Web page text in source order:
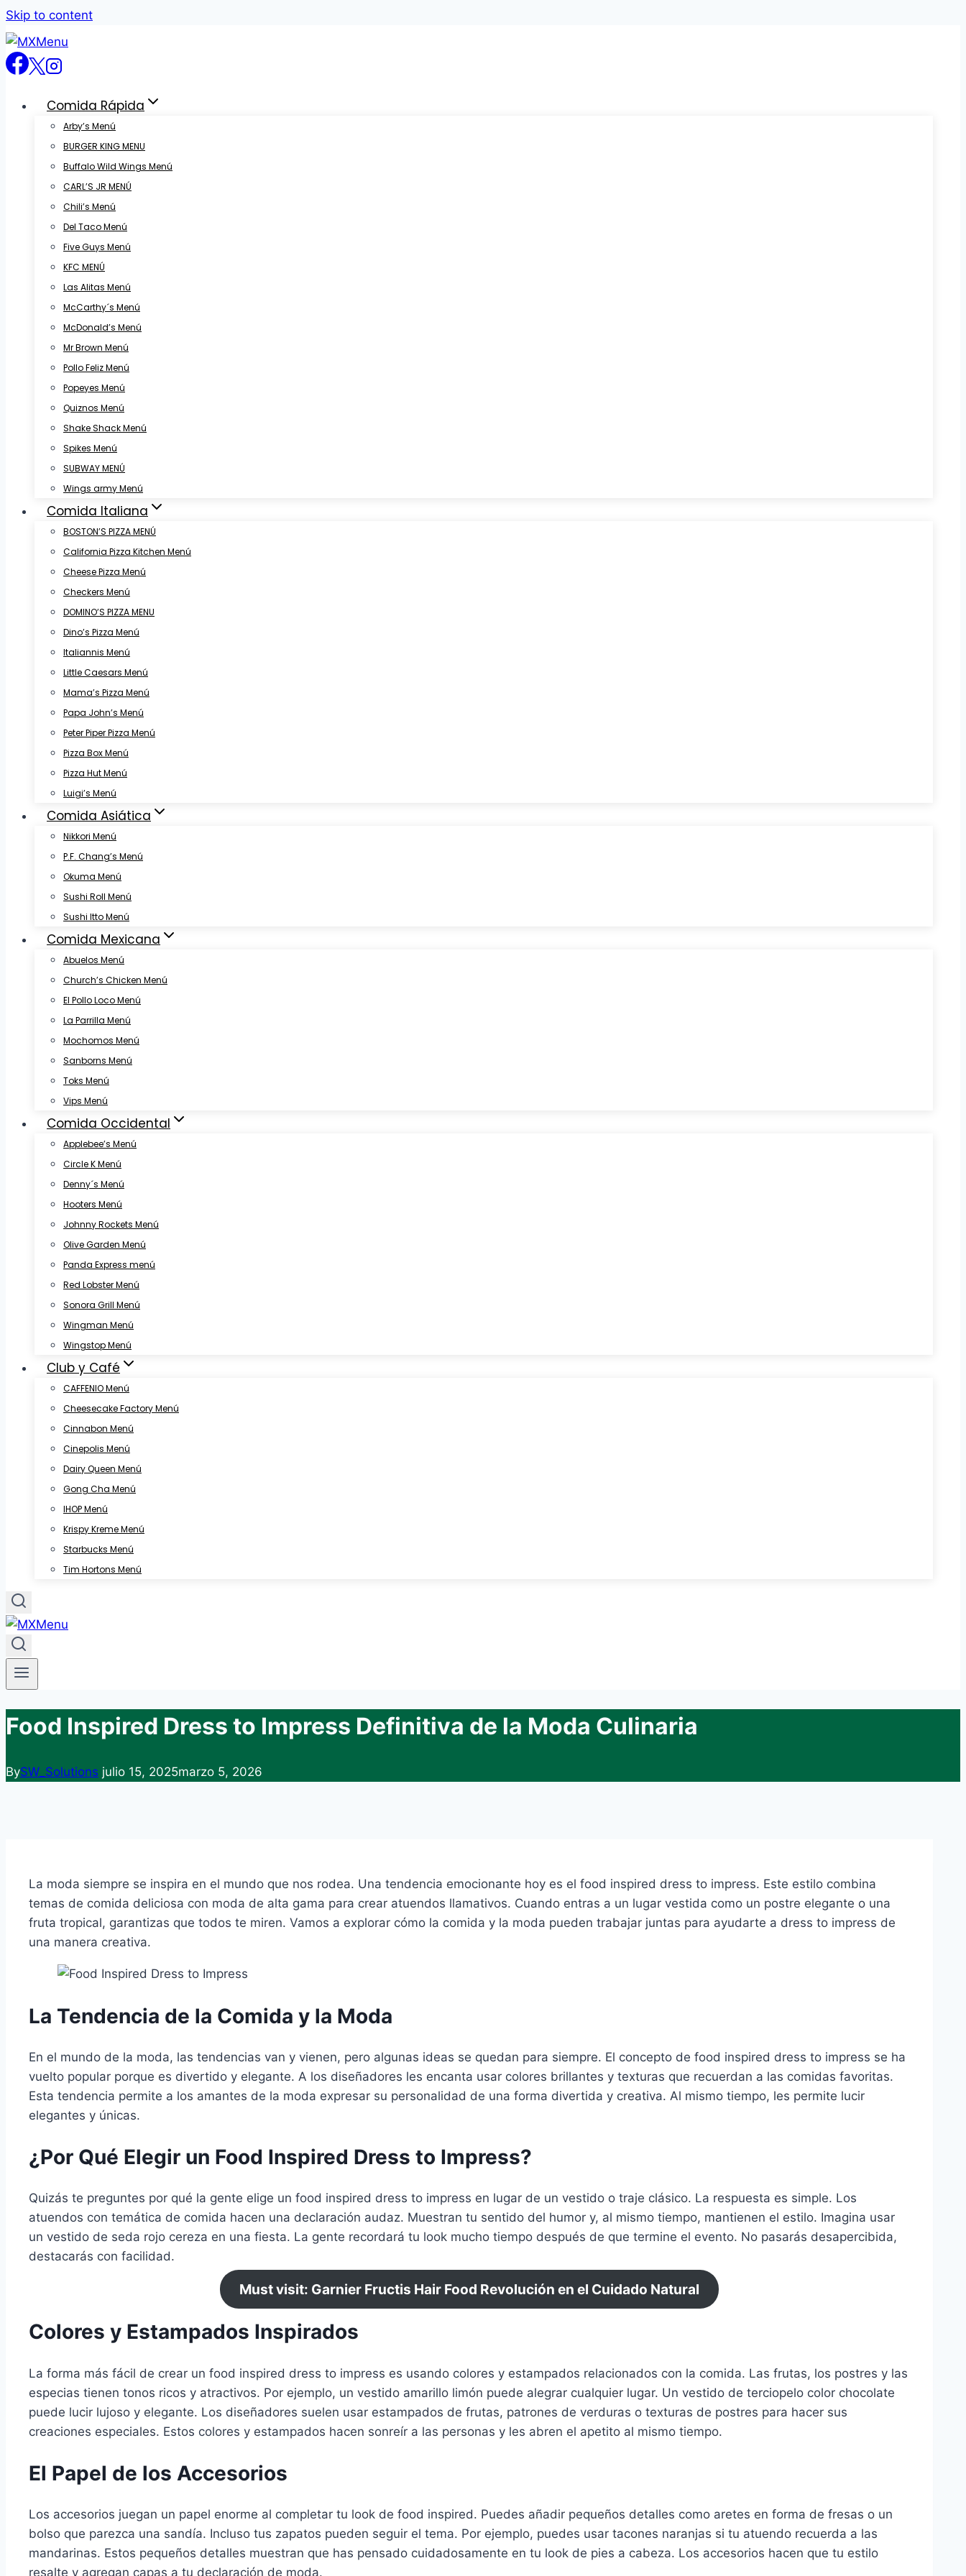
Skip to content
Comida Rápida
Arby’s Menú
BURGER KING MENU
Buffalo Wild Wings Menú
CARL’S JR MENÚ
Chili’s Menú
Del Taco Menú
Five Guys Menú
KFC MENÚ
Las Alitas Menú
McCarthy´s Menú
McDonald’s Menú
Mr Brown Menú
Pollo Feliz Menú
Popeyes Menú
Quiznos Menú
Shake Shack Menú
Spikes Menú
SUBWAY MENÚ
Wings army Menú
Comida Italiana
BOSTON’S PIZZA MENÚ
California Pizza Kitchen Menú
Cheese Pizza Menú
Checkers Menú
DOMINO’S PIZZA MENU
Dino’s Pizza Menú
Italiannis Menú
Little Caesars Menú
Mama’s Pizza Menú
Papa John’s Menú
Peter Piper Pizza Menú
Pizza Box Menú
Pizza Hut Menú
Luigi’s Menú
Comida Asiática
Nikkori Menú
P.F. Chang’s Menú
Okuma Menú
Sushi Roll Menú
Sushi Itto Menú
Comida Mexicana
Abuelos Menú
Church’s Chicken Menú
El Pollo Loco Menú
La Parrilla Menú
Mochomos Menú
Sanborns Menú
Toks Menú
Vips Menú
Comida Occidental
Applebee’s Menú
Circle K Menú
Denny´s Menú
Hooters Menú
Johnny Rockets Menú
Olive Garden Menú
Panda Express menú
Red Lobster Menú
Sonora Grill Menú
Wingman Menú
Wingstop Menú
Club y Café
CAFFENIO Menú
Cheesecake Factory Menú
Cinnabon Menú
Cinepolis Menú
Dairy Queen Menú
Gong Cha Menú
IHOP Menú
Krispy Kreme Menú
Starbucks Menú
Tim Hortons Menú
Food Inspired Dress to Impress Definitiva de la Moda Culinaria
BySW_Solutions julio 15, 2025marzo 5, 2026
La moda siempre se inspira en el mundo que nos rodea. Una tendencia emocionante hoy es el food inspired dress to impress. Este estilo combina
temas de comida deliciosa con moda de alta gama para crear atuendos llamativos. Cuando entras a un lugar vestida como un postre elegante o una
fruta tropical, garantizas que todos te miren. Vamos a explorar cómo la comida y la moda pueden trabajar juntas para ayudarte a dress to impress de
una manera creativa.
La Tendencia de la Comida y la Moda
En el mundo de la moda, las tendencias van y vienen, pero algunas ideas se quedan para siempre. El concepto de food inspired dress to impress se ha
vuelto popular porque es divertido y elegante. A los diseñadores les encanta usar colores brillantes y texturas que recuerdan a las comidas favoritas.
Esta tendencia permite a los amantes de la moda expresar su personalidad de una forma divertida y creativa. Al mismo tiempo, les permite lucir
elegantes y únicas.
¿Por Qué Elegir un Food Inspired Dress to Impress?
Quizás te preguntes por qué la gente elige un food inspired dress to impress en lugar de un vestido o traje clásico. La respuesta es simple. Los
atuendos con temática de comida hacen una declaración audaz. Muestran tu sentido del humor y, al mismo tiempo, mantienen el estilo. Imagina usar
un vestido de seda rojo cereza en una fiesta. La gente recordará tu look mucho tiempo después de que termine el evento. No pasarás desapercibida,
destacarás con facilidad.
Must visit: Garnier Fructis Hair Food Revolución en el Cuidado Natural
Colores y Estampados Inspirados
La forma más fácil de crear un food inspired dress to impress es usando colores y estampados relacionados con la comida. Las frutas, los postres y las
especias tienen tonos ricos y atractivos. Por ejemplo, un vestido amarillo limón puede alegrar cualquier lugar. Un vestido de terciopelo color chocolate
puede lucir lujoso y elegante. Los diseñadores suelen usar estampados de frutas, patrones de verduras o texturas de postres para hacer sus
creaciones especiales. Estos colores y estampados hacen sonreír a las personas y les abren el apetito al mismo tiempo.
El Papel de los Accesorios
Los accesorios juegan un papel enorme al completar tu look de food inspired. Puedes añadir pequeños detalles como aretes en forma de fresas o un
bolso que parezca una sandía. Incluso tus zapatos pueden seguir el tema. Por ejemplo, puedes usar tacones naranjas si tu atuendo recuerda a las
mandarinas. Estos pequeños detalles muestran que has pensado cuidadosamente en tu look de pies a cabeza. Los accesorios hacen que tu estilo
resalte y agregan capas a tu declaración de moda.